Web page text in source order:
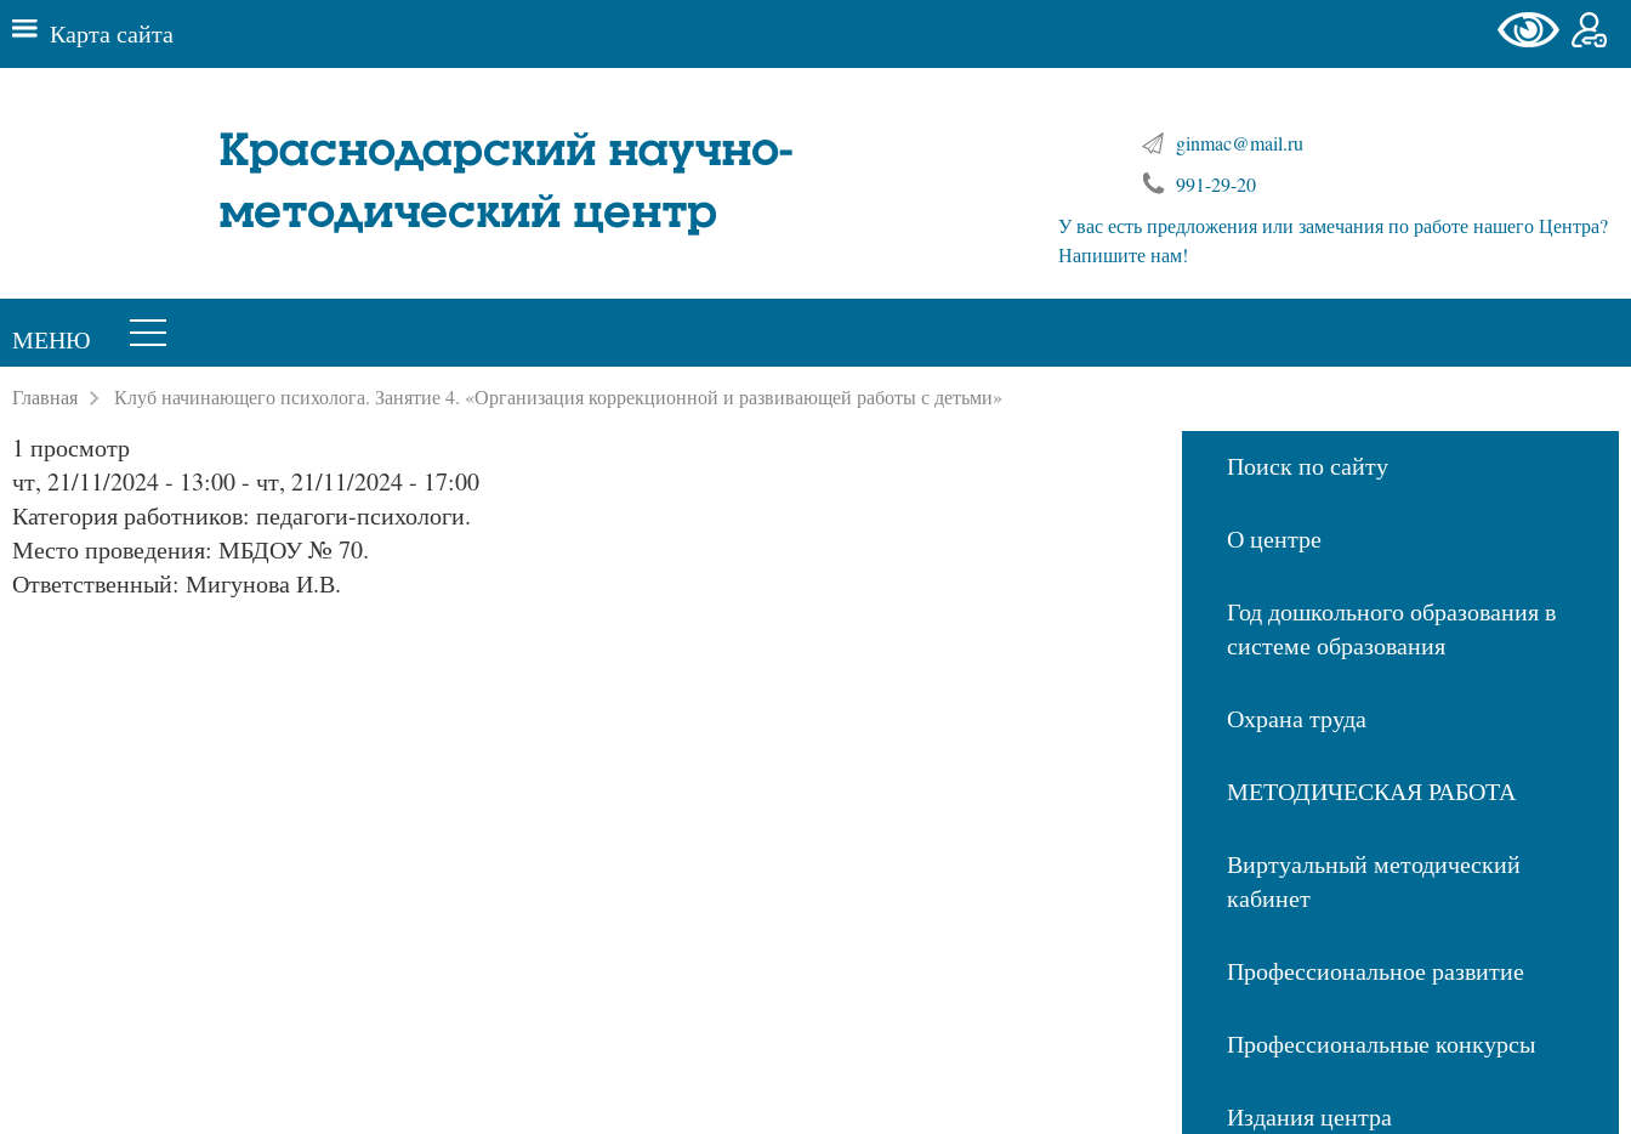
Карта сайта
Краснодарский научно-
методический центр
ginmac@mail.ru
991-29-20
У вас есть предложения или замечания по работе нашего Центра?
Напишите нам!
МЕНЮ
Главная Клуб начинающего психолога. Занятие 4. «Организация коррекционной и развивающей работы с детьми»
1 просмотр
чт, 21/11/2024 - 13:00- чт, 21/11/2024 - 17:00
Категория работников: педагоги-психологи.
Место проведения: МБДОУ № 70.
Ответственный: Мигунова И.В.
Поиск по сайту
О центре
Год дошкольного образования в
системе образования
Охрана труда
МЕТОДИЧЕСКАЯ РАБОТА
Виртуальный методический
кабинет
Профессиональное развитие
Профессиональные конкурсы
Издания центра